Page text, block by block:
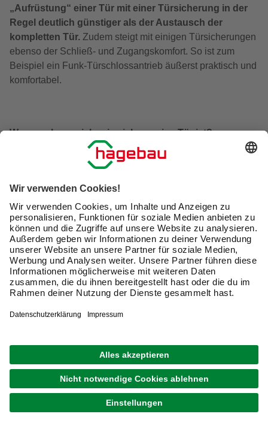
„Aufrüstung“ einer Tür mit einer Türsicherung in der
Regel deutlich günstiger als der Austausch der
kompletten Tür. Zudem steigt mit einigen Türsicherungen
ebenso der Schließ- und Zugangskomfort. So ist zum
Beispiel ein Funk-Türschlossantrieb äußerst praktisch und
komfortabel.
Woran erkenne ich, wie sicher meine Tür ist?
Wie einbruchsicher Deine Tür bereits ohne zusätzliche
Sicherungen ist, wird anhand der vergebenen
reichen von RC 1 (kaum Einbruchschutz) bis RC 6 (sehr
hoher Einbruchschutz). Für Wohnungs- und Haustüren
sollte es mindestens eine Tür mit der Widerstandsklasse
RC 2 oder RC 3 sein.
Türsicherung kaufen – welche Modelle gibt es?
Türsicherungen werden in den verschiedensten
Ausführungen angeboten. Da kann schon mal der
gängigsten Ausführungen mit ihren spezifischen
Türspion – wer steht da vor der Tür